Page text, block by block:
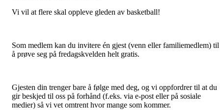
Vi vil at flere skal oppleve gleden av basketball!
Som medlem kan du invitere én gjest (venn eller familiemedlem) til
å prøve seg på fredagskvelden helt gratis.
Gjesten din trenger bare å følge med deg, og vi oppfordrer til at du
gir beskjed til oss på forhånd (f.eks. via e-post eller på sosiale
medier) så vi vet omtrent hvor mange som kommer.